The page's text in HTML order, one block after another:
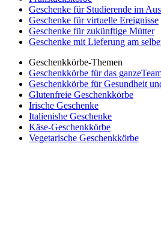
Geschenke für Studierende im
Geschenke für virtuelle Ereignisse
Geschenke für zukünftige Mütter
Geschenke mit Lieferung am
Geschenkkörbe-Themen
Geschenkkörbe für das
Geschenkkörbe für Gesundheit
Glutenfreie Geschenkkörbe
Irische Geschenke
Italienishe Geschenke
Käse-Geschenkkörbe
Vegetarische Geschenkkörbe